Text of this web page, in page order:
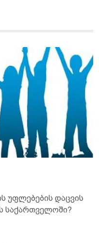
უფლებების დაცვის
საქართველოში?